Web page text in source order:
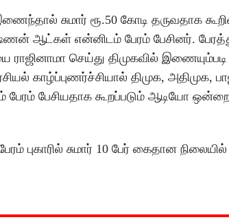
சுமார் ரூ.50 கோடி தருவதாக
ஆட்கள் என்னிடம் பேரம் பேசினர்.
ராஜினாமா செய்து திமுகவில்
காழ்ப்புணர்ச்சியால் திமுக, அதிமுக,
பேரம் பேசியதாக கூறப்படும் ஆடியோ
சுமார் 10 பேர் கைதான நிலையில்